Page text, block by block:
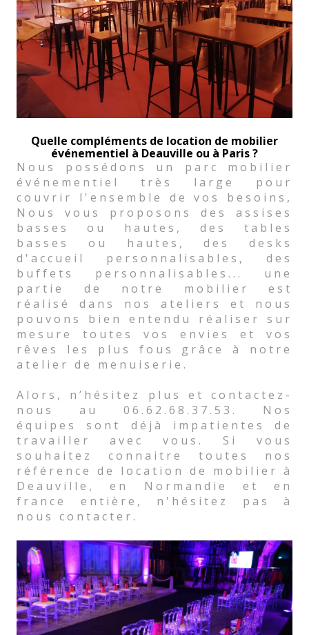
Quelle compléments de location de mobilier
événementiel à Deauville ou à Paris ?
Nous possédons un parc mobilier
événementiel très large pour
couvrir l'ensemble de vos besoins,
Nous vous proposons des assises
basses ou hautes, des tables
basses ou hautes, des desks
d'accueil personnalisables, des
buffets personnalisables... une
partie de notre mobilier est
réalisé dans nos ateliers et nous
pouvons bien entendu réaliser sur
mesure toutes vos envies et vos
rêves les plus fous grâce à notre
atelier de menuiserie.
Alors, n’hésitez plus et contactez-
nous au 06.62.68.37.53. Nos
équipes sont déjà impatientes de
travailler avec vous. Si vous
souhaitez connaitre toutes nos
référence de location de mobilier à
Deauville, en Normandie et en
france entière, n'hésitez pas à
nous contacter.